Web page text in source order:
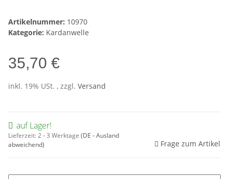
Artikelnummer: 10970
Kategorie: Kardanwelle
35,70 €
inkl. 19% USt. , zzgl. Versand
auf Lager!
Lieferzeit:2 - 3 Werktage (DE - Ausland
abweichend)
Frage zum Artikel